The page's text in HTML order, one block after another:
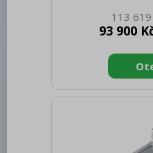
57.00 Šířka
brutto [mm]: 970
spotřebiče:
typ zařízení: S
elektrický [kW]:
plynu: Zemní
krytí
113 619
93 900